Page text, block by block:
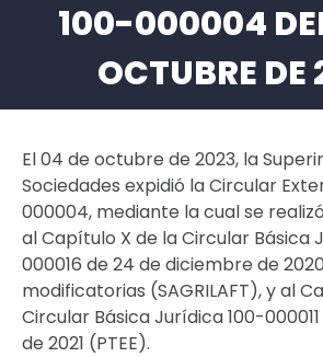
100-000004
OCTUBRE DE
El 04 de octubre de 2023, la
Sociedades expidió la Circular
000004, mediante la cual se
al Capítulo X de la Circular Básica
000016 de 24 de diciembre de
modificatorias (SAGRILAFT), y al
Circular Básica Jurídica 100-
de 2021 (PTEE).